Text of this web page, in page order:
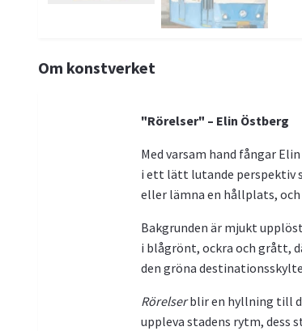
Om konstverket
"Rörelser" – Elin Östberg
Med varsam hand fångar
i ett lätt lutande perspektiv
eller lämna en hållplats,
Bakgrunden är mjukt
i blågrönt, ockra och grått,
den gröna
Rörelserblir en hyllning till
uppleva stadens rytm, dess